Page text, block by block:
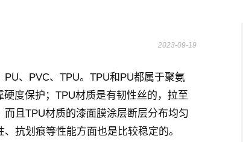
2023-09-19
、PVC、TPU。TPU和PU都属于聚氨
度保护；TPU材质是有韧性丝的，拉至
且TPU材质的漆面膜涂层断层分布均匀
抗划痕等性能方面也是比较稳定的。